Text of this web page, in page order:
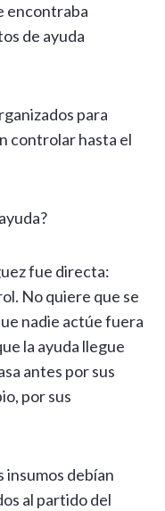
encontraba
de ayuda
para
controlar hasta el
fue directa:
No quiere que se
nadie actúe fuera
la ayuda llegue
antes por sus
por sus
insumos debían
al partido del